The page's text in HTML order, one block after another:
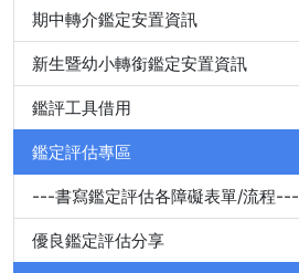
期中轉介鑑定安置資訊
新生暨幼小轉銜鑑定安置資訊
鑑評工具借用
鑑定評估專區
---書寫鑑定評估各障礙表單/流程---
優良鑑定評估分享